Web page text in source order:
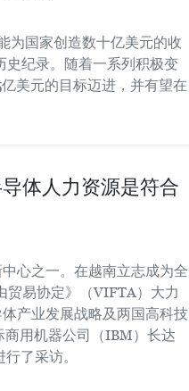
为国家创造数十亿美元的收
史纪录。随着一系列积极变
美元的目标迈进，并有望在
体人力资源是符合
心之一。在越南立志成为全
贸易协定》（VIFTA）大力
产业发展战略及两国高科技
用机器公司（IBM）长达
了采访。